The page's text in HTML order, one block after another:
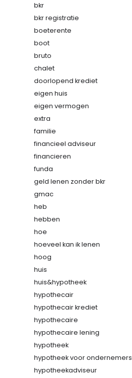
bkr
bkr registratie
boeterente
boot
bruto
chalet
doorlopend krediet
eigen huis
eigen vermogen
extra
familie
financieel adviseur
financieren
funda
geld lenen zonder bkr
gmac
heb
hebben
hoe
hoeveel kan ik lenen
hoog
huis
huis&hypotheek
hypothecair
hypothecair krediet
hypothecaire
hypothecaire lening
hypotheek
hypotheek voor ondernemers
hypotheekadviseur